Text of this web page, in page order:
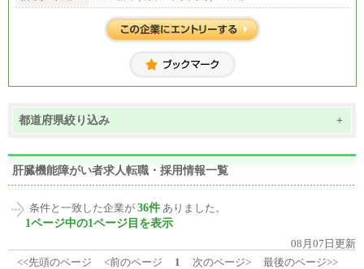
都道府県絞り込み +
肝臓機能障がい者求人転職・採用情報一覧
条件と一致した企業が 36件 ありました。
1ページ中の1ページ目を表示
08月07日更新
<<先頭のページ
<前のページ 1 次のページ> 最後のページ>>